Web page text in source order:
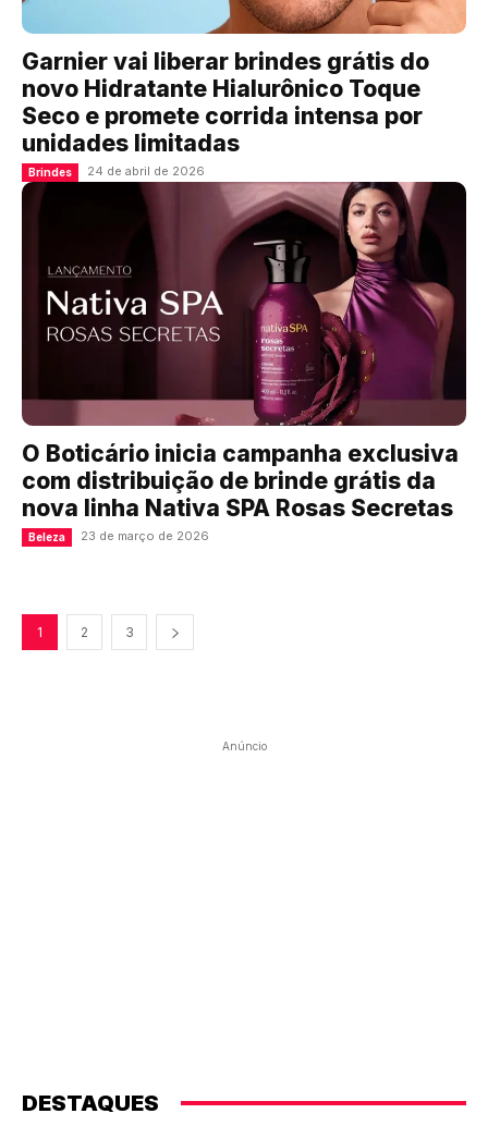
Garnier vai liberar brindes grátis do
novo Hidratante Hialurônico Toque
Seco e promete corrida intensa por
unidades limitadas
Brindes 24 de abril de 2026
O Boticário inicia campanha exclusiva
com distribuição de brinde grátis da
nova linha Nativa SPA Rosas Secretas
Beleza 23 de março de 2026
1 2 3
Anúncio
DESTAQUES